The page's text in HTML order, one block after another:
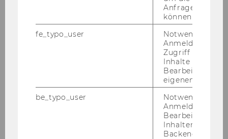
Anfrage
können.
fe_typo_user
Notwendig für
Anmeldung und
Zugriff auf
Inhalte oder zur
Bearbeitung des
eigenen Profils.
be_typo_user
Notwendig für
Anmeldung und
Bearbeitung von
Inhalten im
Backend.